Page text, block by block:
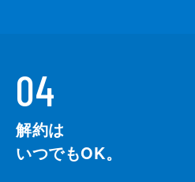
04
解約は
いつでもOK。